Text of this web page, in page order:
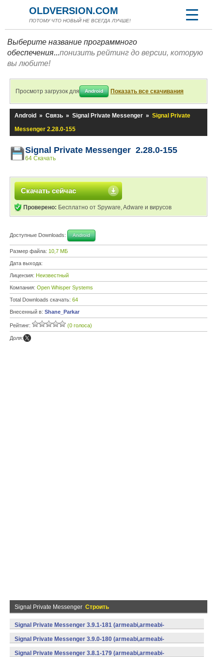
OLDVERSION.COM
ПОТОМУ ЧТО НОВЫЙ НЕ ВСЕГДА ЛУЧШЕ!
Выберите название программного
обеспечения...понизить рейтинг до версии, которую
вы любите!
Просмотр загрузок для Android Показать все скачивания
Android » Связь » Signal Private Messenger » Signal Private
Messenger 2.28.0-155
Signal Private Messenger 2.28.0-155
64 Скачать
Скачать сейчас
Проверено: Бесплатно от Spyware, Adware и вирусов
Доступные Downloads: Android
Размер файла: 10,7 МБ
Дата выхода:
Лицензия: Неизвестный
Компания: Open Whisper Systems
Total Downloads скачать: 64
Внесенный в: Shane_Parkar
Рейтинг: (0 голоса)
Доля:
Signal Private Messenger Строить
Signal Private Messenger 3.9.1-181 (armeabi,armeabi-
v7a,mips,x86) (Android)
Signal Private Messenger 3.9.0-180 (armeabi,armeabi-
v7a,mips,x86) (Android)
Signal Private Messenger 3.8.1-179 (armeabi,armeabi-